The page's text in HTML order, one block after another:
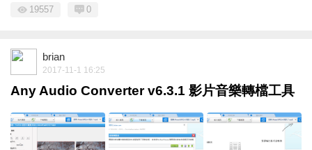
19557 0
brian
2017-11-1 16:25
Any Audio Converter v6.3.1 影片音樂轉檔工具